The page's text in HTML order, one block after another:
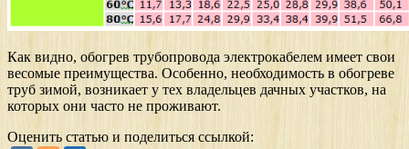
Как видно, обогрев трубопровода электрокабелем имеет свои
весомые преимущества. Особенно, необходимость в обогреве
труб зимой, возникает у тех владельцев дачных участков, на
которых они часто не проживают.
Оценить статью и поделиться ссылкой: